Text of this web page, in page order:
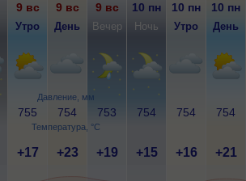
Давление, мм
Температура, °C
9 вс 9 вс 9 вс 10 пн 10 пн 10 пн
Утро День Вечер Ночь Утро День
755 754 753 754 754 754
+17 +23 +19 +15 +16 +21